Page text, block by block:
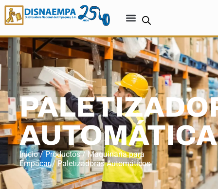
Inicio/Productos/ Maquinaria para
Empacar/ Paletizadoras Automáticas